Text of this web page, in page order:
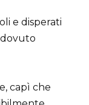
e disperati
capì che